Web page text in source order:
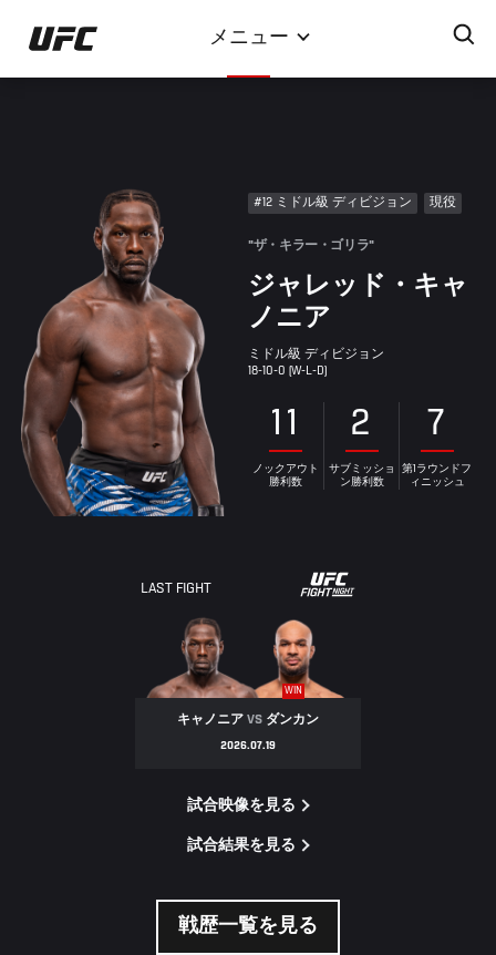
イ
ン
メニュー
#12 ミドル級 ディビジョン 現役
"ザ・キラー・ゴリラ"
ジャレッド・キャ
ノニア
ミドル級 ディビジョン
18-10-0 (W-L-D)
11
ノックアウト
勝利数
2
サブミッショ
ン勝利数
7
第1ラウンドフ
ィニッシュ
LAST FIGHT
WIN
キャノニア VSダンカン
2026.07.19
試合映像を見る
試合結果を見る
戦歴一覧を見る